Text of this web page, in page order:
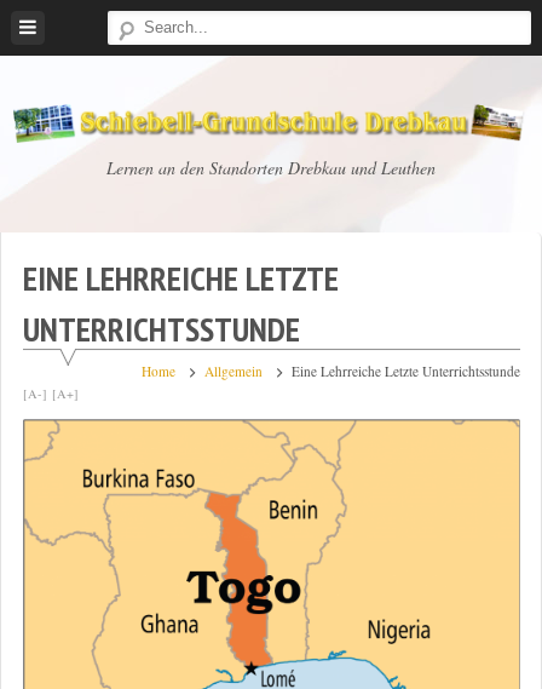
Skip
Schiebell-
Drebkau
Lernen an den Standorten Drebkau und Leuthen
EINE LEHRREICHE LETZTE
UNTERRICHTSSTUNDE
Home Allgemein Eine Lehrreiche Letzte Unterrichtsstunde
[A-] [A+]